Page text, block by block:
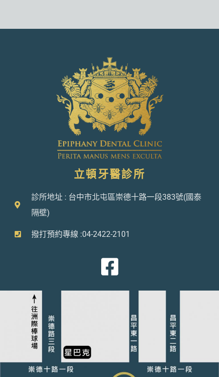
立頓牙醫診所
診所地址 : 台中市北屯區崇德十路一段383號(國泰
隔壁)
撥打預約專線 :04-2422-2101